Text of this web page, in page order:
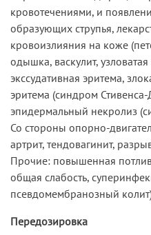
кровотечениями, и
образующих струпья,
кровоизлияния на коже
одышка, васкулит,
экссудативная эритема,
эритема (синдром
эпидермальный некролиз
Со стороны опорно-
артрит, тендовагинит,
Прочие: повышенная
общая слабость,
псевдомембранозный
Передозировка